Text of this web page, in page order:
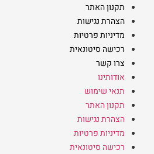
תקנון האתר
הצהרת נגישות
מדיניות פרטיות
רכישה סיטונאית
צרו קשר
אודותינו
תנאי שימוש
תקנון האתר
הצהרת נגישות
מדיניות פרטיות
רכישה סיטונאית